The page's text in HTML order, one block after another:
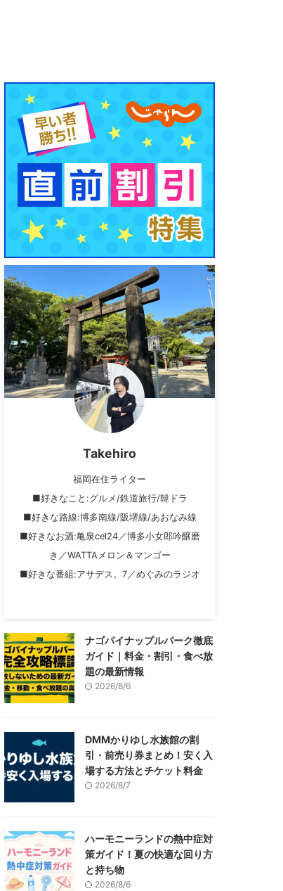
Takehiro
福岡在住ライター
■好きなこと:グルメ/鉄道旅行/韓ドラ
■好きな路線:博多南線/阪堺線/あおなみ線
■好きなお酒:亀泉cel24／博多小女郎吟醸磨
き／WATTAメロン＆マンゴー
■好きな番組:アサデス。7／めぐみのラジオ
ナゴパイナップルパーク徹底
ガイド｜料金・割引・食べ放
題の最新情報
2026/8/6
DMMかりゆし水族館の割
引・前売り券まとめ！安く入
場する方法とチケット料金
2026/8/7
ハーモニーランドの熱中症対
策ガイド！夏の快適な回り方
と持ち物
2026/8/6